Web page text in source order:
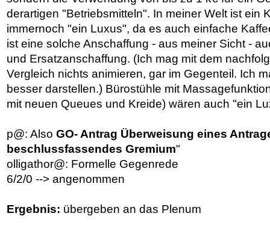
derartigen "Betriebsmitteln". In meiner Welt ist ein
immernoch "ein Luxus", da es auch einfache
ist eine solche Anschaffung - aus meiner Sicht -
und Ersatzanschaffung. (Ich mag mit dem
Vergleich nichts animieren, gar im Gegenteil. Ich
besser darstellen.) Bürostühle mit
mit neuen Queues und Kreide) wären auch "ein
p@: Also GO- Antrag Überweisung eines
beschlussfassendes Gremium"
olligathor@: Formelle Gegenrede
6/2/0 --> angenommen
Ergebnis: übergeben an das Plenum